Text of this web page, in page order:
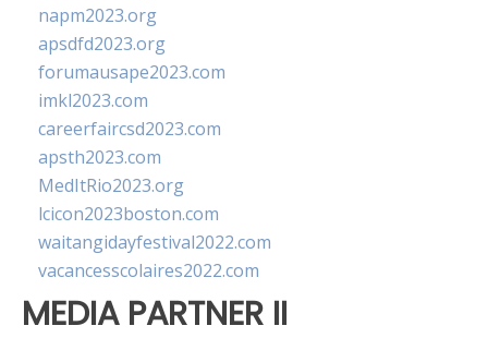
napm2023.org
apsdfd2023.org
forumausape2023.com
imkl2023.com
careerfaircsd2023.com
apsth2023.com
MedItRio2023.org
lcicon2023boston.com
waitangidayfestival2022.com
vacancesscolaires2022.com
MEDIA PARTNER II